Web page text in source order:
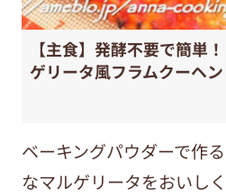
【主食】発酵不要で簡単
ゲリータ風フラムクーヘン
ベーキングパウダーで作
なマルゲリータをおいし